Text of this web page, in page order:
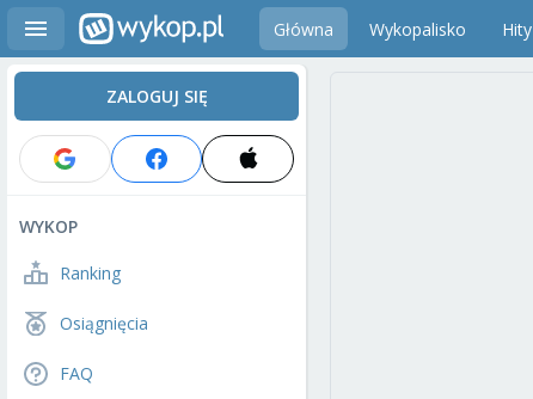
Główna Wykopalisko Hity
ZALOGUJ SIĘ
WYKOP
Ranking
Osiągnięcia
FAQ